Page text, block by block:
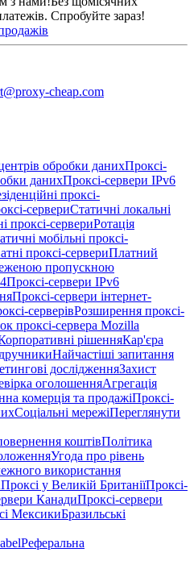
Спробуйте зараз!
cheap.com
обробки данихПроксі-
данихПроксі-сервери IPv6
проксі-
сервериСтатичні локальні
проксі-сервериРотація
мобільні проксі-
проксі-сервериПлатний
пропускною
Проксі-сервери IPv6
Проксі-сервери інтернет-
серверівРозширення проксі-
проксі-сервера Mozilla
рішенняКар'єра
Найчастіші запитання
дослідженняЗахист
оголошенняАгрегація
комерція та продажіПроксі-
Соціальні мережіПереглянути
коштівПолітика
Угода про рівень
використання
Проксі у Великій БританіїПроксі-
КанадиПроксі-сервери
МексикиБразильські
Реферальна